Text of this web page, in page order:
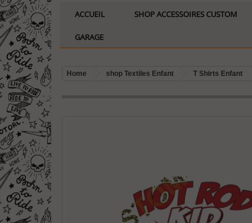
ACCUEIL SHOP ACCESSOIRES CUSTOM
GARAGE
Home shop Textiles Enfant T Shirts Enfant